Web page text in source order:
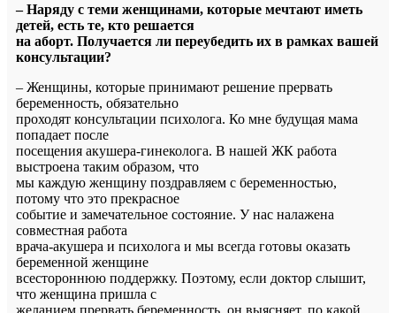
– Наряду с теми женщинами, которые мечтают иметь
детей, есть те, кто решается
на аборт. Получается ли переубедить их в рамках вашей
консультации?
– Женщины, которые принимают решение прервать
беременность, обязательно
проходят консультации психолога. Ко мне будущая мама
попадает после
посещения акушера-гинеколога. В нашей ЖК работа
выстроена таким образом, что
мы каждую женщину поздравляем с беременностью,
потому что это прекрасное
событие и замечательное состояние. У нас налажена
совместная работа
врача-акушера и психолога и мы всегда готовы оказать
беременной женщине
всестороннюю поддержку. Поэтому, если доктор слышит,
что женщина пришла с
желанием прервать беременность, он выясняет, по какой